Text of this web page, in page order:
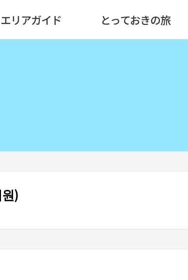
エリアガイド とっておきの旅
)